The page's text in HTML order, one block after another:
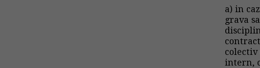
a) in
grava
intern,